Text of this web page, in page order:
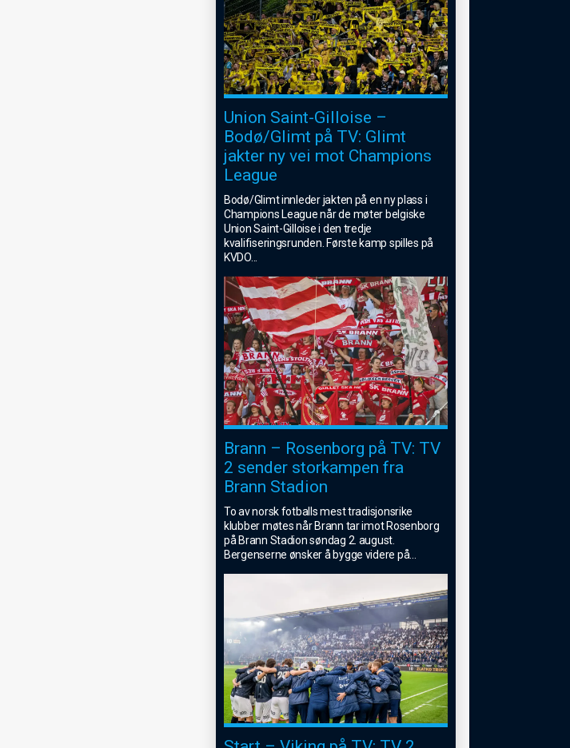
Union Saint-Gilloise –
Bodø/Glimt på TV: Glimt
jakter ny vei mot Champions
League
Bodø/Glimt innleder jakten på en ny plass i
Champions League når de møter belgiske
Union Saint-Gilloise i den tredje
kvalifiseringsrunden. Første kamp spilles på
KVDO...
Brann – Rosenborg på TV: TV
2 sender storkampen fra
Brann Stadion
To av norsk fotballs mest tradisjonsrike
klubber møtes når Brann tar imot Rosenborg
på Brann Stadion søndag 2. august.
Bergenserne ønsker å bygge videre på